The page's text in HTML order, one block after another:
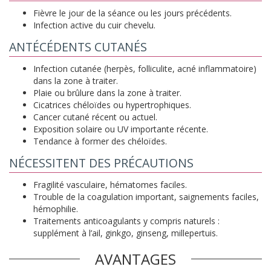
Fièvre le jour de la séance ou les jours précédents.
Infection active du cuir chevelu.
ANTÉCÉDENTS CUTANÉS
Infection cutanée (herpès, folliculite, acné inflammatoire)
dans la zone à traiter.
Plaie ou brûlure dans la zone à traiter.
Cicatrices chéloïdes ou hypertrophiques.
Cancer cutané récent ou actuel.
Exposition solaire ou UV importante récente.
Tendance à former des chéloïdes.
NÉCESSITENT DES PRÉCAUTIONS
Fragilité vasculaire, hématomes faciles.
Trouble de la coagulation important, saignements faciles,
hémophilie.
Traitements anticoagulants y compris naturels :
supplément à l’ail, ginkgo, ginseng, millepertuis.
AVANTAGES